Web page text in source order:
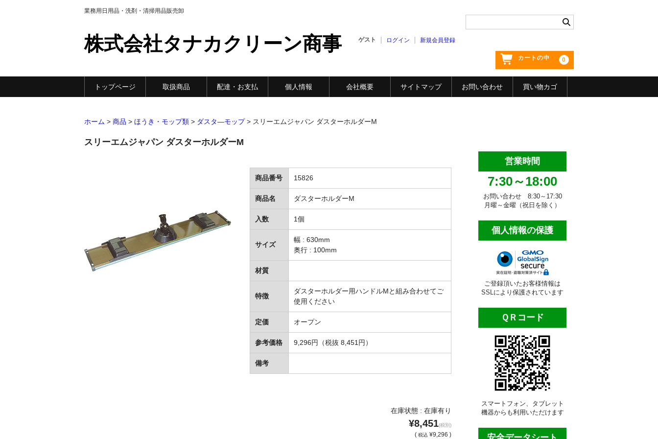
業務用日用品・洗剤・清掃用品販売卸
株式会社タナカクリーン商事 ゲスト ログイン 新規会員登録
カートの中 0
トップページ 取扱商品 配達・お支払 個人情報 会社概要 サイトマップ お問い合わせ 買い物カゴ
ホーム > 商品 > ほうき・モップ類 > ダスタ―モップ> スリーエムジャパン ダスターホルダーM
スリーエムジャパン ダスターホルダーM
商品番号 15826
商品名 ダスターホルダーM
入数 1個
サイズ
幅 : 630mm
奥行 : 100mm
材質
特徴
ダスターホルダー用ハンドルMと組み合わせてご
使用ください
定価 オープン
参考価格 9,296円（税抜 8,451円）
備考
在庫状態 : 在庫有り
¥8,451(税別)
( 税込 ¥9,296 )
営業時間
7:30～18:00
お問い合わせ 8:30～17:30
月曜～金曜（祝日を除く）
個人情報の保護
ご登録頂いたお客様情報は
SSLにより保護されています
ＱＲコード
スマートフォン、タブレット
機器からも利用いただけます